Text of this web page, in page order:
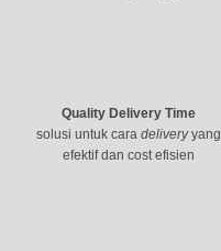
Quality Delivery Time
solusi untuk cara deliveryyang
efektif dan cost efisien